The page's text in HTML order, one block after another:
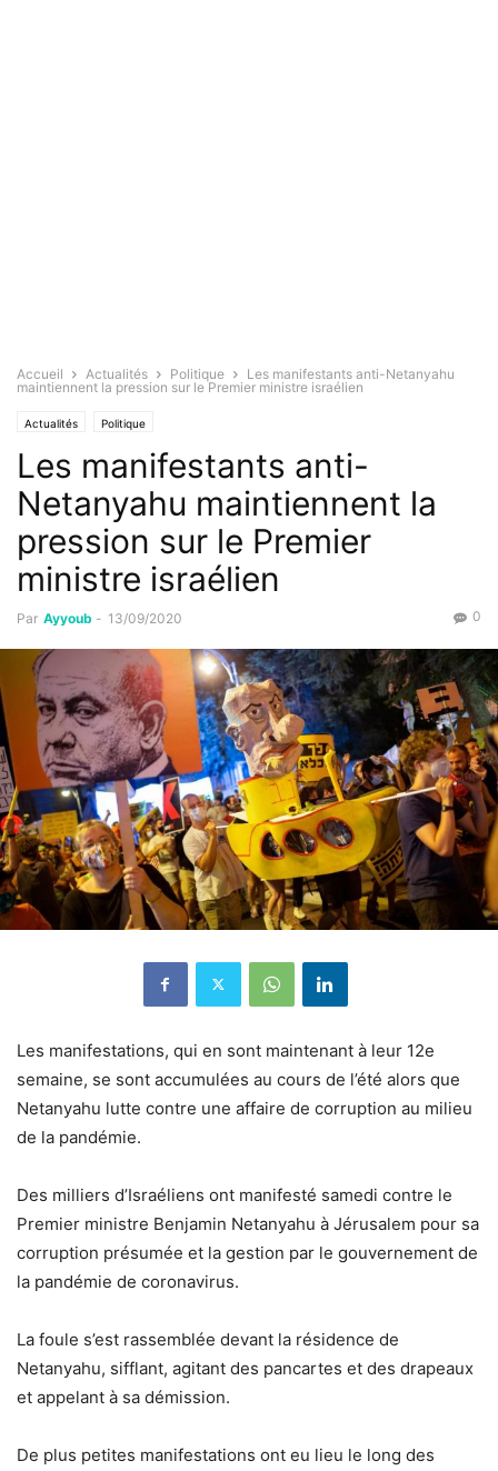
Accueil Actualités Politique
Les manifestants anti-Netanyahu
maintiennent la pression sur le Premier ministre israélien
Actualités Politique
Les manifestants anti-
Netanyahu maintiennent la
pression sur le Premier
ministre israélien
Par Ayyoub - 13/09/2020 0
Les manifestations, qui en sont maintenant à leur 12e
semaine, se sont accumulées au cours de l’été alors que
Netanyahu lutte contre une affaire de corruption au milieu
de la pandémie.
Des milliers d’Israéliens ont manifesté samedi contre le
Premier ministre Benjamin Netanyahu à Jérusalem pour sa
corruption présumée et la gestion par le gouvernement de
la pandémie de coronavirus.
La foule s’est rassemblée devant la résidence de
Netanyahu, sifflant, agitant des pancartes et des drapeaux
et appelant à sa démission.
De plus petites manifestations ont eu lieu le long des